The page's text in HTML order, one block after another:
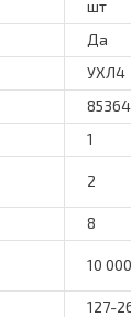
шт
Да
УХЛ4
1
2
8
10
127-